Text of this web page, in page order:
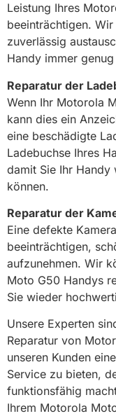
Leistung Ihres
beeinträchtigen.
zuverlässig
Handy immer
Reparatur der
Wenn Ihr Motorola
kann dies ein
eine beschädigte
Ladebuchse Ihres
damit Sie Ihr
können.
Reparatur der
Eine defekte
beeinträchtigen,
aufzunehmen. Wir
Moto G50 Handys
Sie wieder
Unsere Experten
Reparatur von
unseren Kunden
Service zu bieten,
funktionsfähig
Ihrem Motorola